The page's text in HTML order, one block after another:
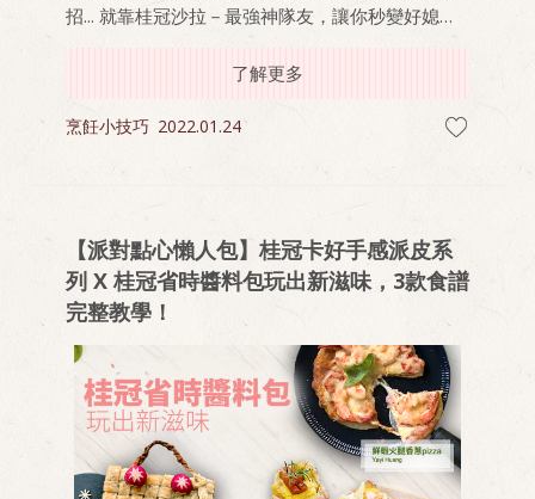
招... 就靠桂冠沙拉－最強神隊友，讓你秒變好媳
婦！二道年菜食譜與秘技大公開繼續看下去就對
了解更多
烹飪小技巧 2022.01.24
【派對點心懶人包】桂冠卡好手感派皮系
列 X 桂冠省時醬料包玩出新滋味，3款食譜
完整教學！